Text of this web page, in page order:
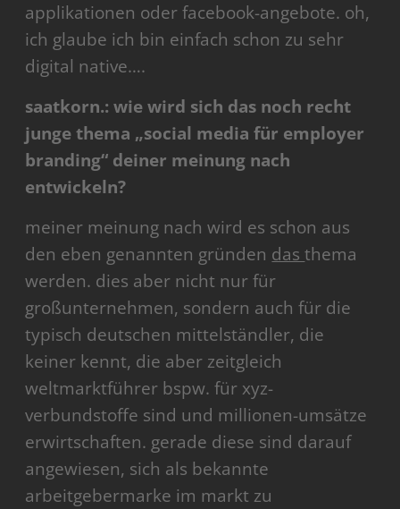
applikationen oder facebook-angebote. oh,
ich glaube ich bin einfach schon zu sehr
digital native….
saatkorn.: wie wird sich das noch recht
junge thema „social media für employer
branding“ deiner meinung nach
entwickeln?
meiner meinung nach wird es schon aus
den eben genannten gründen dasthema
werden. dies aber nicht nur für
großunternehmen, sondern auch für die
typisch deutschen mittelständler, die
keiner kennt, die aber zeitgleich
weltmarktführer bspw. für xyz-
verbundstoffe sind und millionen-umsätze
erwirtschaften. gerade diese sind darauf
angewiesen, sich als bekannte
arbeitgebermarke im markt zu